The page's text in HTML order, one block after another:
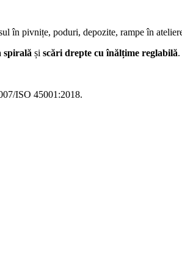
în pivnițe, poduri, depozite, rampe în
spirală și scări drepte cu înălțime reglabilă.
ISO 45001:2018.